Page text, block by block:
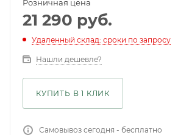
Розничная цена
21 290 руб.
Удаленный склад: сроки по запросу
Нашли дешевле?
КУПИТЬ В 1 КЛИК
Самовывоз сегодня - бесплатно